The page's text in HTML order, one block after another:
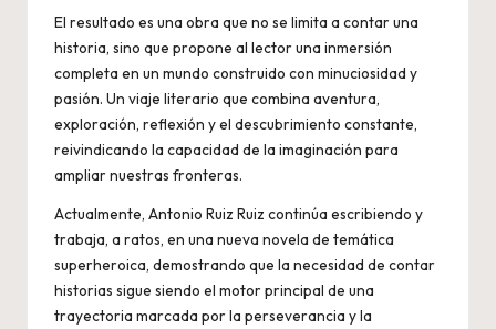
El resultado es una obra que no se limita a contar una
historia, sino que propone al lector una inmersión
completa en un mundo construido con minuciosidad y
pasión. Un viaje literario que combina aventura,
exploración, reflexión y el descubrimiento constante,
reivindicando la capacidad de la imaginación para
ampliar nuestras fronteras.
Actualmente, Antonio Ruiz Ruiz continúa escribiendo y
trabaja, a ratos, en una nueva novela de temática
superheroica, demostrando que la necesidad de contar
historias sigue siendo el motor principal de una
trayectoria marcada por la perseverancia y la